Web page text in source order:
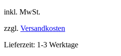
inkl. MwSt.
zzgl. Versandkosten
Lieferzeit: 1-3 Werktage